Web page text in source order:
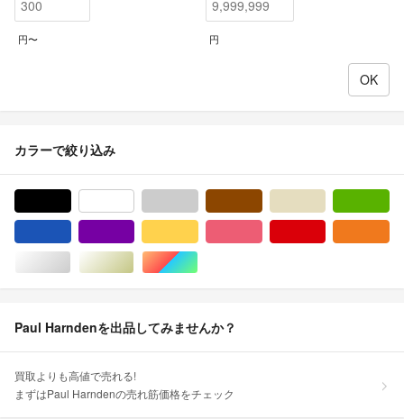
円〜 円
カラーで絞り込み
シルバー/銀色系ゴールド/金色系マルチカラー
Paul Harndenを出品してみませんか？
買取よりも高値で売れる!
まずはPaul Harndenの売れ筋価格をチェック